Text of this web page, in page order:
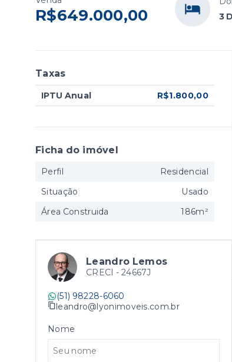
R$649.000,00
3
Taxas
IPTU Anual R$1.800,00
Ficha do imóvel
Perfil
Residencial
Situação
Usado
Área Construida
186m²
Leandro Lemos
CRECI - 24667J
(51) 98228-6060
leandro@lyonimoveis.com.br
Nome